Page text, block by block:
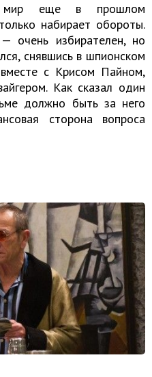
мир еще в прошлом
набирает обороты.
очень избирателен, но
снявшись в шпионском
с Крисом Пайном,
Как сказал один
должно быть за него
сторона вопроса